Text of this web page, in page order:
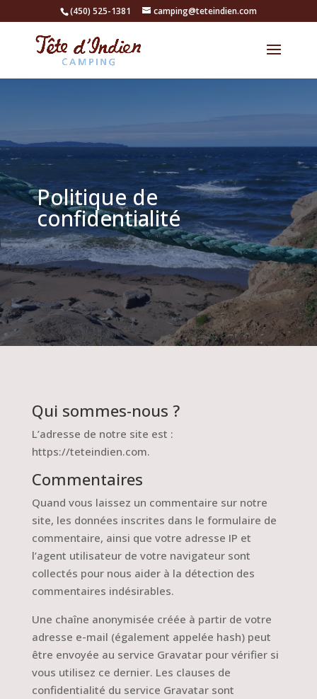
(450) 525-1381 camping@teteindien.com
Politique de
confidentialité
Qui sommes-nous ?
L’adresse de notre site est :
https://teteindien.com.
Commentaires
Quand vous laissez un commentaire sur notre
site, les données inscrites dans le formulaire de
commentaire, ainsi que votre adresse IP et
l’agent utilisateur de votre navigateur sont
collectés pour nous aider à la détection des
commentaires indésirables.
Une chaîne anonymisée créée à partir de votre
adresse e-mail (également appelée hash) peut
être envoyée au service Gravatar pour vérifier si
vous utilisez ce dernier. Les clauses de
confidentialité du service Gravatar sont